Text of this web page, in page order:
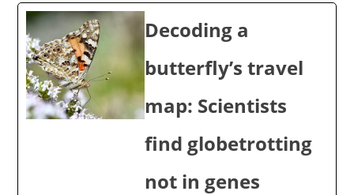
Decoding a
butterfly’s travel
map: Scientists
find globetrotting
not in genes